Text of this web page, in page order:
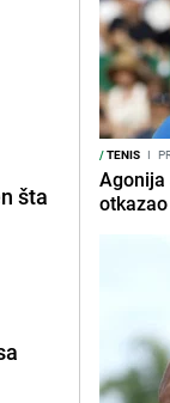
šta
/TENIS I
Agonija